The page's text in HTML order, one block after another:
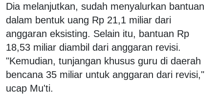
Dia melanjutkan, sudah menyalurkan bantuan
dalam bentuk uang Rp 21,1 miliar dari
anggaran eksisting. Selain itu, bantuan Rp
18,53 miliar diambil dari anggaran revisi.
"Kemudian, tunjangan khusus guru di daerah
bencana 35 miliar untuk anggaran dari revisi,"
ucap Mu'ti.